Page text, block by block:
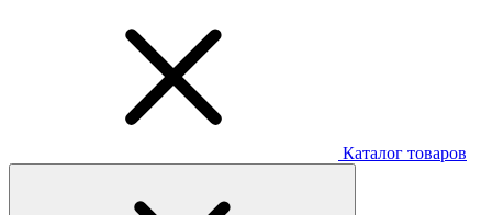
Каталог товаров